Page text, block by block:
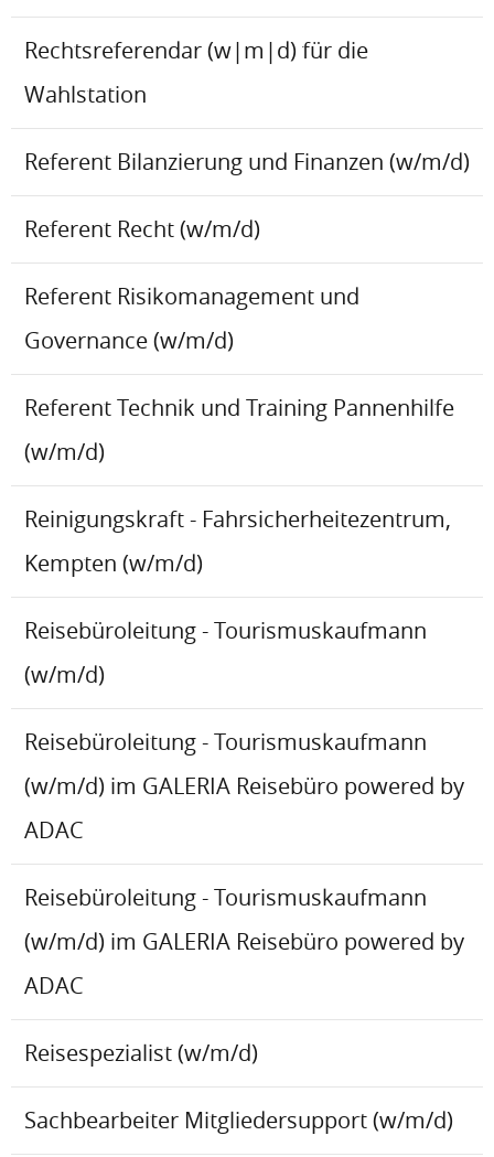
Rechtsreferendar (w|m|d) für die
Wahlstation
Referent Bilanzierung und Finanzen (w/m/d)
Referent Recht (w/m/d)
Referent Risikomanagement und
Governance (w/m/d)
Referent Technik und Training Pannenhilfe
(w/m/d)
Reinigungskraft - Fahrsicherheitezentrum,
Kempten (w/m/d)
Reisebüroleitung - Tourismuskaufmann
(w/m/d)
Reisebüroleitung - Tourismuskaufmann
(w/m/d) im GALERIA Reisebüro powered by
ADAC
Reisebüroleitung - Tourismuskaufmann
(w/m/d) im GALERIA Reisebüro powered by
ADAC
Reisespezialist (w/m/d)
Sachbearbeiter Mitgliedersupport (w/m/d)